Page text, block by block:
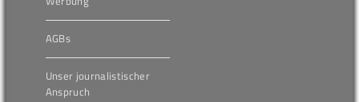
AGBs
Unser journalistischer
Anspruch